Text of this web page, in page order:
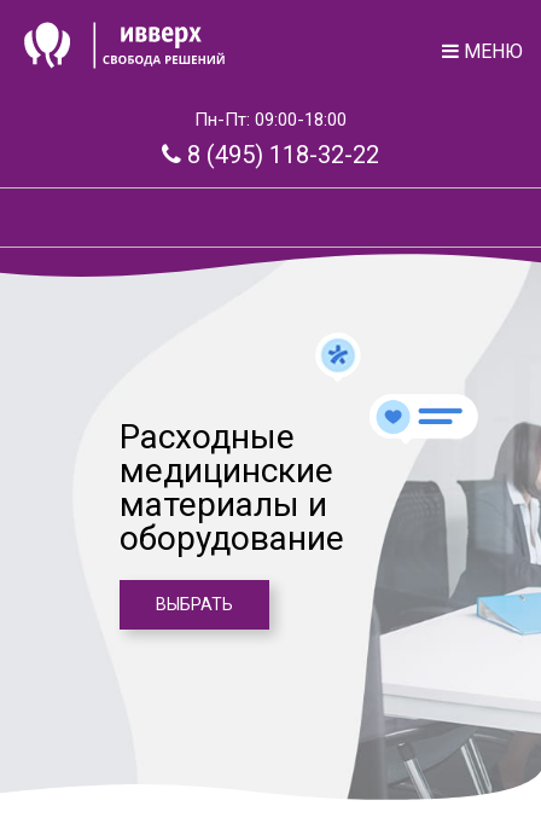
МЕНЮ
Пн-Пт: 09:00-18:00
8 (495) 118-32-22
Расходные
медицинские
материалы и
оборудование
ВЫБРАТЬ